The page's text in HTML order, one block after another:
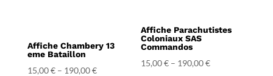
Affiche Chambery 13
eme Bataillon
15,00€– 190,00€
Affiche Parachutistes
Coloniaux SAS
Commandos
15,00€ – 190,00€